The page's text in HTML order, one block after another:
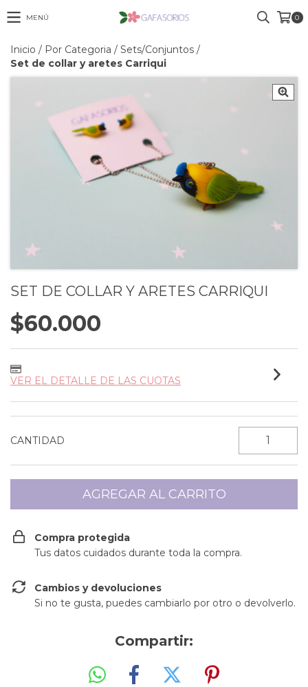
MENÚ 0
Inicio / Por Categoria / Sets/Conjuntos /
Set de collar y aretes Carriqui
SET DE COLLAR Y ARETES CARRIQUI
$60.000
VER EL DETALLE DE LAS CUOTAS
CANTIDAD
Compra protegida
Tus datos cuidados durante toda la compra.
Cambios y devoluciones
Si no te gusta, puedes cambiarlo por otro o devolverlo.
Compartir: